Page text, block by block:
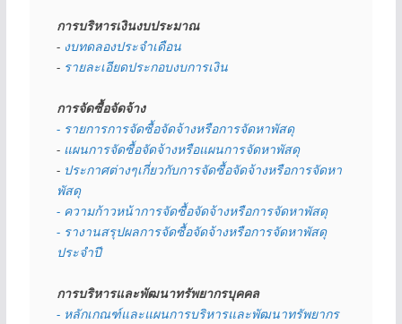
การบริหารเงินงบประมาณ
- งบทดลองประจำเดือน
- รายละเอียดประกอบงบการเงิน
การจัดซื้อจัดจ้าง
- รายการการจัดซื้อจัดจ้างหรือการจัดหาพัสดุ
- แผนการจัดซื้อจัดจ้างหรือแผนการจัดหาพัสดุ
- ประกาศต่างๆเกี่ยวกับการจัดซื้อจัดจ้างหรือการจัดหา
พัสดุ
- ความก้าวหน้าการจัดซื้อจัดจ้างหรือการจัดหาพัสดุ
- รางานสรุปผลการจัดซื้อจัดจ้างหรือการจัดหาพัสดุ
ประจำปี
การบริหารและพัฒนาทรัพยากรบุคคล
- หลักเกณฑ์และแผนการบริหารและพัฒนาทรัพยากร